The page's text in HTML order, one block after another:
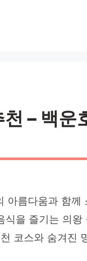
– 백
름다움과 함
을 즐기는 의
코스와 숨겨진